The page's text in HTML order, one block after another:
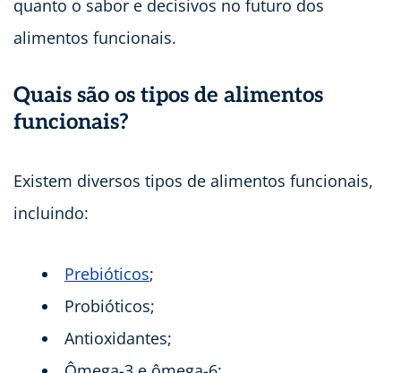
quanto o sabor e decisivos no futuro dos
alimentos funcionais.
Quais são os tipos de alimentos
funcionais?
Existem diversos tipos de alimentos funcionais,
incluindo:
Prebióticos;
Probióticos;
Antioxidantes;